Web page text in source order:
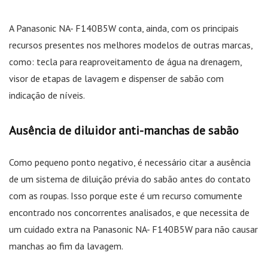
A Panasonic NA- F140B5W conta, ainda, com os principais
recursos presentes nos melhores modelos de outras marcas,
como: tecla para reaproveitamento de água na drenagem,
visor de etapas de lavagem e dispenser de sabão com
indicação de níveis.
Ausência de diluidor anti-manchas de sabão
Como pequeno ponto negativo, é necessário citar a ausência
de um sistema de diluição prévia do sabão antes do contato
com as roupas. Isso porque este é um recurso comumente
encontrado nos concorrentes analisados, e que necessita de
um cuidado extra na Panasonic NA- F140B5W para não causar
manchas ao fim da lavagem.